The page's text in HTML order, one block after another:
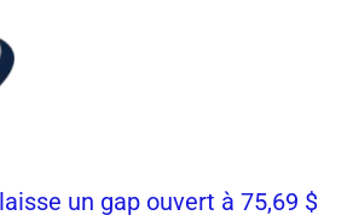
un gap ouvert à 75,69 $